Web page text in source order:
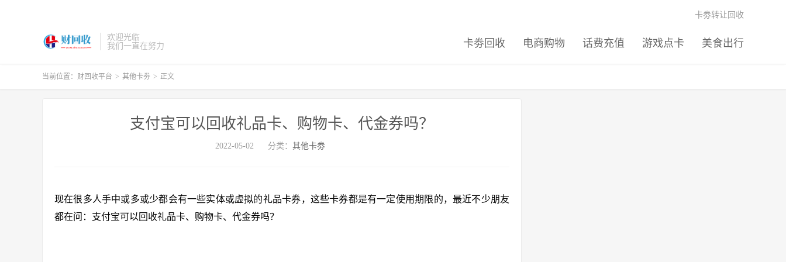
欢迎光临
我们一直在努力
卡劵回收 电商购物 话费充值 游戏点卡 美食出行
卡劵转让回收
当前位置： 财回收平台 > 其他卡劵 > 正文
支付宝可以回收礼品卡、购物卡、代金券吗？
2022-05-02 分类： 其他卡劵
现在很多人手中或多或少都会有一些实体或虚拟的礼品卡券，这些卡券都是有一定使用期限的，最近不少朋友
都在问：支付宝可以回收礼品卡、购物卡、代金券吗？